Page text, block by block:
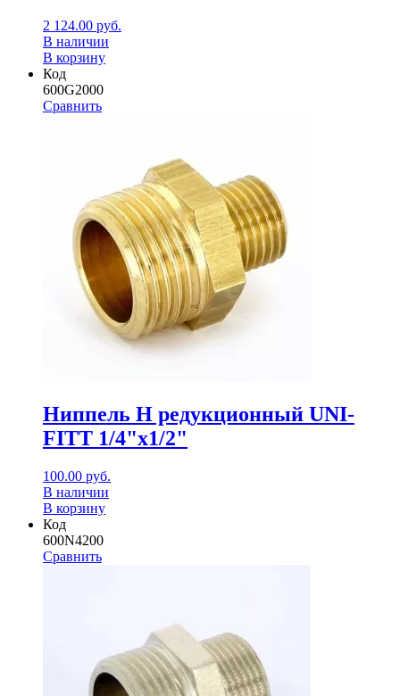
2 124.00 руб.
В наличии
В корзину
Код
600G2000
Сравнить
Ниппель Н редукционный UNI-
FITT 1/4"x1/2"
100.00 руб.
В наличии
В корзину
Код
600N4200
Сравнить